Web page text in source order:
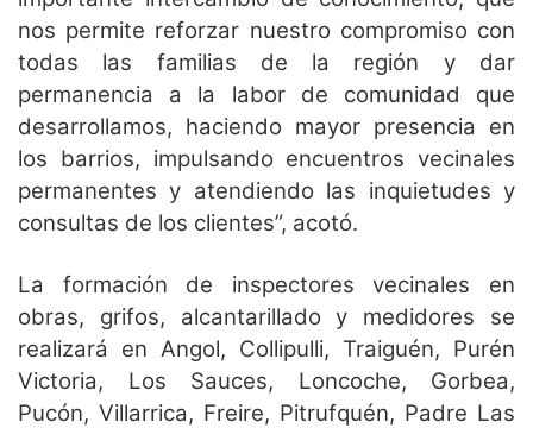
nos permite reforzar nuestro compromiso con
todas las familias de la región y dar
permanencia a la labor de comunidad que
desarrollamos, haciendo mayor presencia en
los barrios, impulsando encuentros vecinales
permanentes y atendiendo las inquietudes y
consultas de los clientes”, acotó.
La formación de inspectores vecinales en
obras, grifos, alcantarillado y medidores se
realizará en Angol, Collipulli, Traiguén, Purén
Victoria, Los Sauces, Loncoche, Gorbea,
Pucón, Villarrica, Freire, Pitrufquén, Padre Las